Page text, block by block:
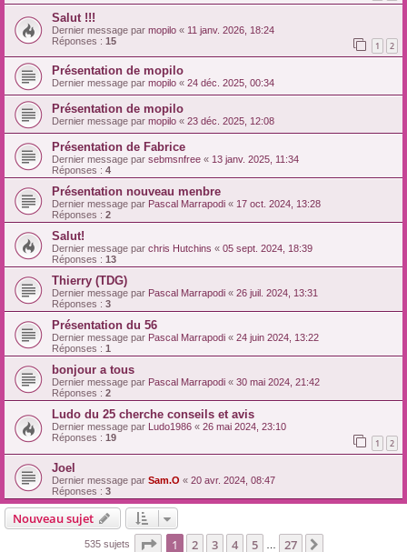
Salut !!!
Dernier message par mopilo « 11 janv. 2026, 18:24
Réponses : 15 1 2
Présentation de mopilo
Dernier message par mopilo « 24 déc. 2025, 00:34
Présentation de mopilo
Dernier message par mopilo « 23 déc. 2025, 12:08
Présentation de Fabrice
Dernier message par sebmsnfree « 13 janv. 2025, 11:34
Réponses : 4
Présentation nouveau menbre
Dernier message par Pascal Marrapodi « 17 oct. 2024, 13:28
Réponses : 2
Salut!
Dernier message par chris Hutchins « 05 sept. 2024, 18:39
Réponses : 13
Thierry (TDG)
Dernier message par Pascal Marrapodi « 26 juil. 2024, 13:31
Réponses : 3
Présentation du 56
Dernier message par Pascal Marrapodi « 24 juin 2024, 13:22
Réponses : 1
bonjour a tous
Dernier message par Pascal Marrapodi « 30 mai 2024, 21:42
Réponses : 2
Ludo du 25 cherche conseils et avis
Dernier message par Ludo1986 « 26 mai 2024, 23:10
Réponses : 19 1 2
Joel
Dernier message par Sam.O « 20 avr. 2024, 08:47
Réponses : 3
Nouveau sujet
535 sujets Page 1sur27
1 2 3 4 5 27